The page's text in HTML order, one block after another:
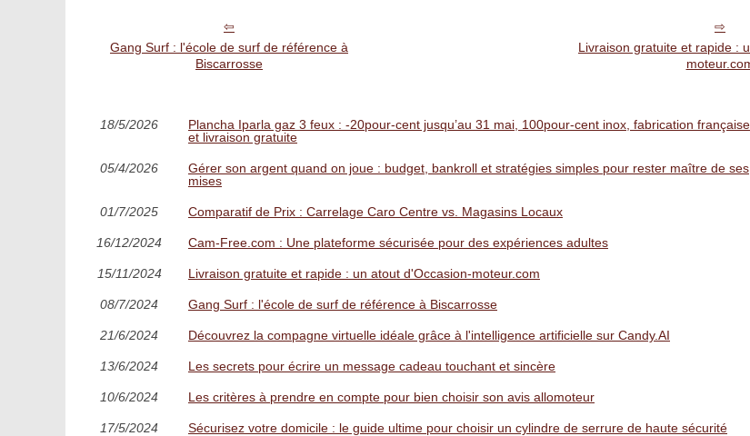
Gang Surf : l'école de surf de référence à
Biscarrosse
Livraison gratuite et rapide :
18/5/2026
Plancha Iparla gaz 3 feux : -20pour-cent jusqu’au 31 mai, 100pour-cent inox, fabrication française
et livraison gratuite
05/4/2026
Gérer son argent quand on joue : budget, bankroll et stratégies simples pour rester maître de ses
mises
01/7/2025 Comparatif de Prix : Carrelage Caro Centre vs. Magasins Locaux
16/12/2024 Cam-Free.com : Une plateforme sécurisée pour des expériences adultes
15/11/2024 Livraison gratuite et rapide : un atout d'Occasion-moteur.com
08/7/2024 Gang Surf : l'école de surf de référence à Biscarrosse
21/6/2024 Découvrez la compagne virtuelle idéale grâce à l'intelligence artificielle sur Candy.AI
13/6/2024 Les secrets pour écrire un message cadeau touchant et sincère
10/6/2024 Les critères à prendre en compte pour bien choisir son avis allomoteur
17/5/2024 Sécurisez votre domicile : le guide ultime pour choisir un cylindre de serrure de haute sécurité